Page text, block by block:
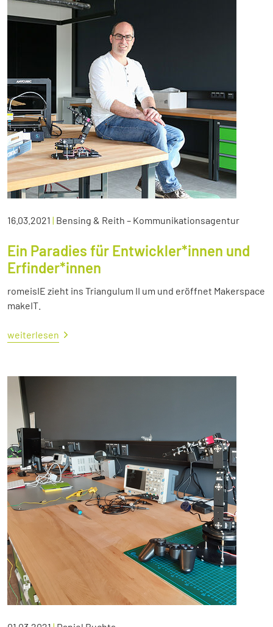
16.03.2021 | Bensing & Reith – Kommunikationsagentur
Ein Paradies für Entwickler*innen und
Erfinder*innen
romeisIE zieht ins Triangulum II um und eröffnet Makerspace
makeIT.
weiterlesen